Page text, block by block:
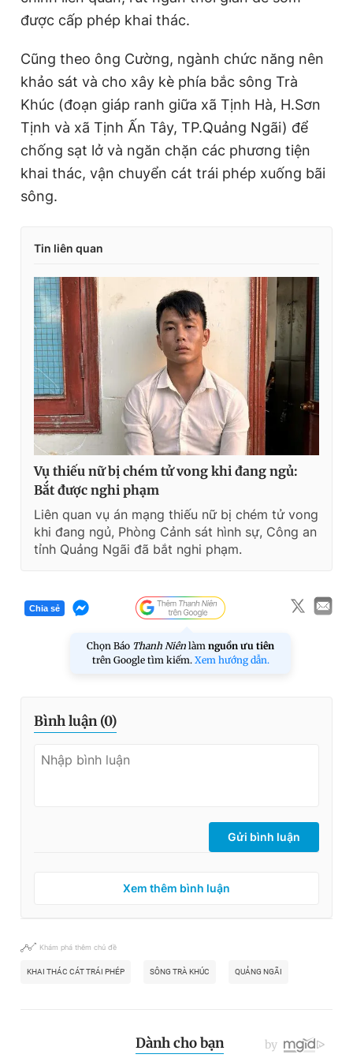
được cấp phép khai thác.
Cũng theo ông Cường, ngành chức năng nên
khảo sát và cho xây kè phía bắc sông Trà
Khúc (đoạn giáp ranh giữa xã Tịnh Hà, H.Sơn
Tịnh và xã Tịnh Ấn Tây, TP.Quảng Ngãi) để
chống sạt lở và ngăn chặn các phương tiện
khai thác, vận chuyển cát trái phép xuống bãi
sông.
Tin liên quan
Vụ thiếu nữ bị chém tử vong khi đang ngủ:
Bắt được nghi phạm
Liên quan vụ án mạng thiếu nữ bị chém tử vong
khi đang ngủ, Phòng Cảnh sát hình sự, Công an
tỉnh Quảng Ngãi đã bắt nghi phạm.
Chia sẻ
Chọn Báo Thanh Niên làm nguồn ưu tiên
trên Google tìm kiếm. Xem hướng dẫn.
Bình luận (0)
Gửi bình luận
Xem thêm bình luận
Khám phá thêm chủ đề
KHAI THÁC CÁT TRÁI PHÉP SÔNG TRÀ KHÚC QUẢNG NGÃI